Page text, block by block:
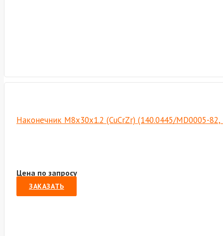
Наконечник М8х30х1.2 (CuCrZr) (140.0445/MD0005-
Цена по запросу
ЗАКАЗАТЬ